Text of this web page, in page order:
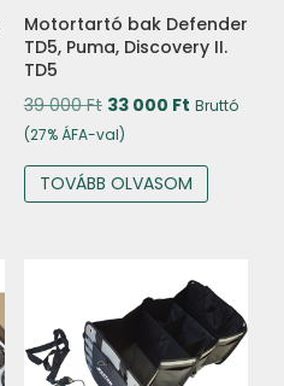
Motortartó bak Defender
TD5, Puma, Discovery II.
TD5
39 000Ft Original
price
was:
39
33 000 FtCurrent
is:
33
Bruttó
(27% ÁFA-val)
TOVÁBB OLVASOM